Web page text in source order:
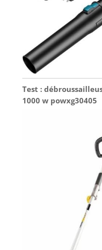
Test :
1000 w powxg30405